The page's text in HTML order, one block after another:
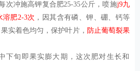
次冲施高钾复合肥25-35公斤，喷施j9九
水溶肥2-3次 ，因其含有磷、钾、硼、钙等
实着色均匀，保护叶片， 防止葡萄裂果
下旬即果实膨大期，这次肥对生长和